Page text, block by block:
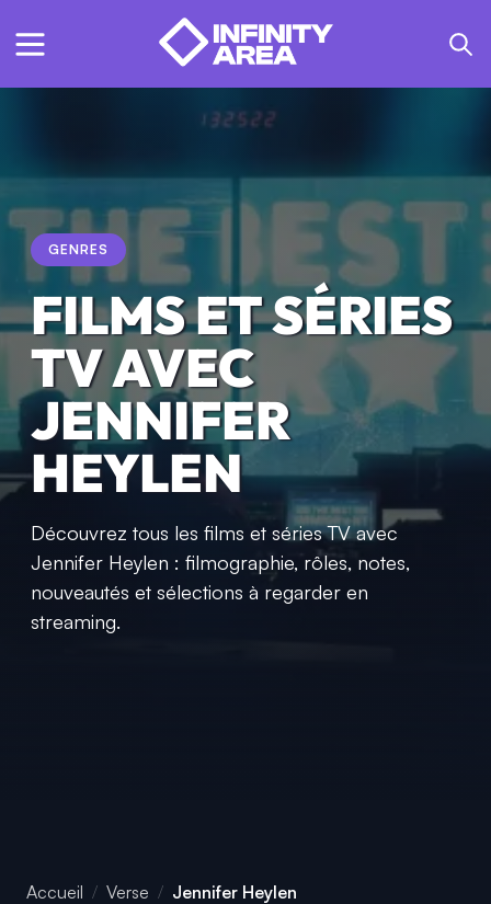
GENRES
FILMS ET SÉRIES
TV AVEC
JENNIFER
HEYLEN
Découvrez tous les films et séries TV avec
Jennifer Heylen : filmographie, rôles, notes,
nouveautés et sélections à regarder en
streaming.
Accueil Verse Jennifer Heylen